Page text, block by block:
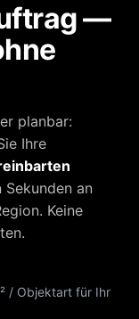
—
planbar:
Ihre
an
Keine
/ Objektart für Ihr